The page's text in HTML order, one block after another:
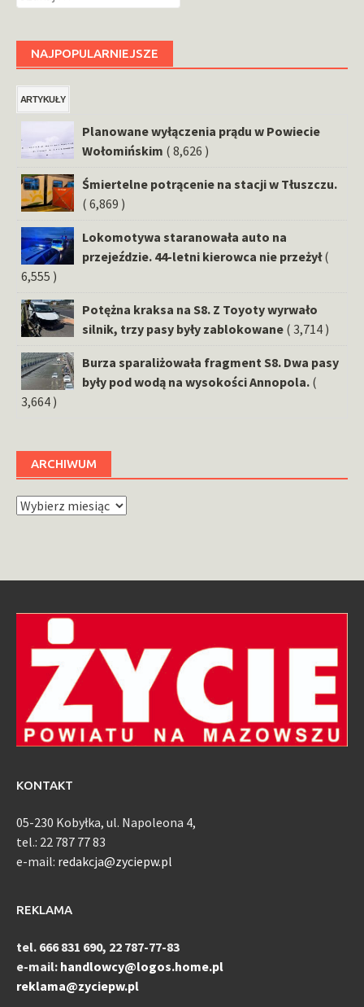
NAJPOPULARNIEJSZE
ARTYKUŁY
Planowane wyłączenia prądu w Powiecie
Wołomińskim ( 8,626 )
Śmiertelne potrącenie na stacji w Tłuszczu.
( 6,869 )
Lokomotywa staranowała auto na
przejeździe. 44-letni kierowca nie przeżył (
6,555 )
Potężna kraksa na S8. Z Toyoty wyrwało
silnik, trzy pasy były zablokowane ( 3,714 )
Burza sparaliżowała fragment S8. Dwa pasy
były pod wodą na wysokości Annopola. (
3,664 )
ARCHIWUM
Archiwum
KONTAKT
05-230 Kobyłka, ul. Napoleona 4,
tel.: 22 787 77 83
e-mail: redakcja@zyciepw.pl
REKLAMA
tel. 666 831 690, 22 787-77-83
e-mail: handlowcy@logos.home.pl
reklama@zyciepw.pl